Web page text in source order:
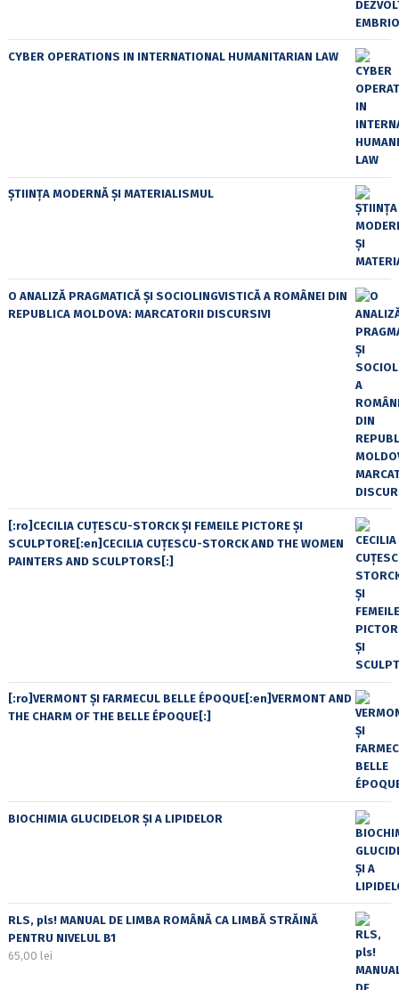
CYBER OPERATIONS IN INTERNATIONAL HUMANITARIAN LAW
ȘTIINȚA MODERNĂ ȘI MATERIALISMUL
O ANALIZĂ PRAGMATICĂ ȘI SOCIOLINGVISTICĂ A ROMÂNEI DIN
REPUBLICA MOLDOVA: MARCATORII DISCURSIVI
[:ro]CECILIA CUŢESCU-STORCK ŞI FEMEILE PICTORE ŞI
SCULPTORE[:en]CECILIA CUŢESCU-STORCK AND THE WOMEN
PAINTERS AND SCULPTORS[:]
[:ro]VERMONT ȘI FARMECUL BELLE ÉPOQUE[:en]VERMONT AND
THE CHARM OF THE BELLE ÉPOQUE[:]
BIOCHIMIA GLUCIDELOR ȘI A LIPIDELOR
RLS, pls! MANUAL DE LIMBA ROMÂNĂ CA LIMBĂ STRĂINĂ
PENTRU NIVELUL B1
65,00 lei